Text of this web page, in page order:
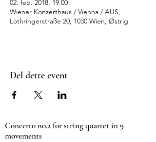
02. feb. 2018, 19.00
Wiener Konzerthaus / Vienna / AUS,
Lothringerstraße 20, 1030 Wien, Østrig
Del dette event
Concerto no.2 for string quartet in 9
movements